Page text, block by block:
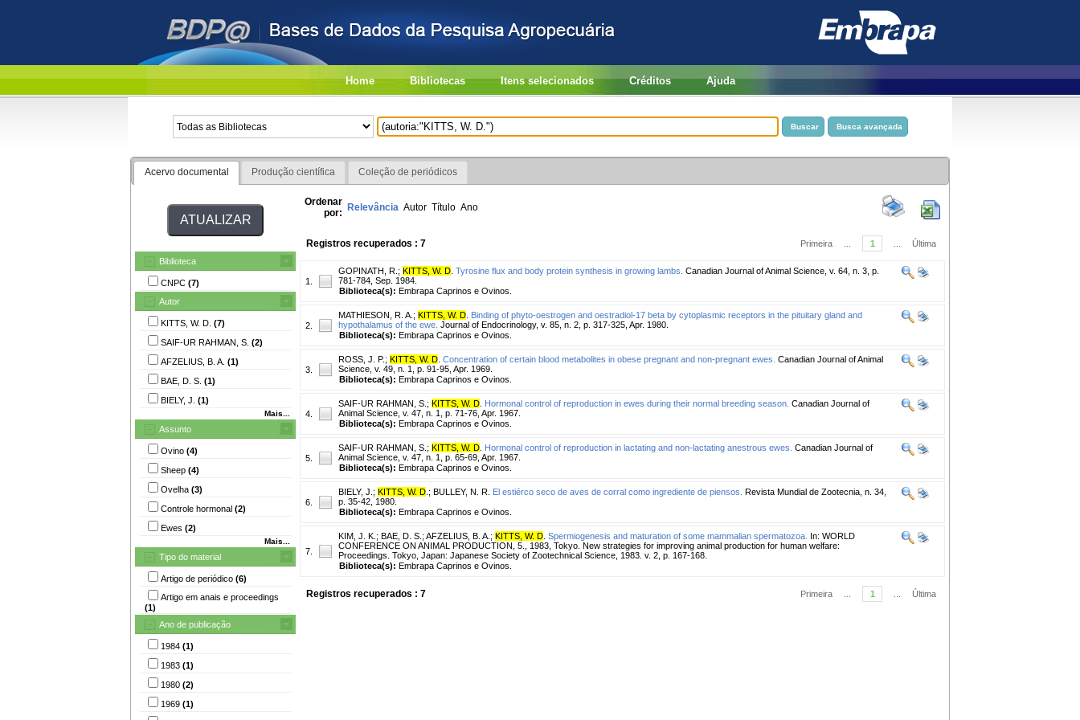
Home Bibliotecas Itens selecionados Créditos Ajuda
Acervo documental Produção científica Coleção de periódicos
Biblioteca
CNPC (7)
Autor
KITTS, W. D. (7)
SAIF-UR RAHMAN, S. (2)
AFZELIUS, B. A. (1)
BAE, D. S. (1)
BIELY, J. (1)
Mais...
Assunto
Ovino (4)
Sheep (4)
Ovelha (3)
Controle hormonal (2)
Ewes (2)
Mais...
Tipo do material
Artigo de periódico (6)
Artigo em anais e proceedings
(1)
Ano de publicação
1984 (1)
1983 (1)
1980 (2)
1969 (1)
Ordenar
por: Relevância Autor Título Ano
Registros recuperados : 7 Primeira 1 Última
1.
GOPINATH, R. ; KITTS, W. D Tyrosine flux and body protein synthesis in growing lambs. Canadian Journal of Animal Science, v. 64, n. 3, p.
781-784, Sep. 1984.
Biblioteca(s): Embrapa Caprinos e Ovinos.
2.
MATHIESON, R. A. ; KITTS, W. D Binding of phyto-oestrogen and oestradiol-17 beta by cytoplasmic receptors in the pituitary gland and
hypothalamus of the ewe. Journal of Endocrinology, v. 85, n. 2, p. 317-325, Apr. 1980.
Biblioteca(s): Embrapa Caprinos e Ovinos.
3.
ROSS, J. P. ; KITTS, W. D Concentration of certain blood metabolites in obese pregnant and non-pregnant ewes. Canadian Journal of Animal
Science, v. 49, n. 1, p. 91-95, Apr. 1969.
Biblioteca(s): Embrapa Caprinos e Ovinos.
4.
SAIF-UR RAHMAN, S. ; KITTS, W. D Hormonal control of reproduction in ewes during their normal breeding season. Canadian Journal of
Animal Science, v. 47, n. 1, p. 71-76, Apr. 1967.
Biblioteca(s): Embrapa Caprinos e Ovinos.
5.
SAIF-UR RAHMAN, S. ; KITTS, W. D Hormonal control of reproduction in lactating and non-lactating anestrous ewes. Canadian Journal of
Animal Science, v. 47, n. 1, p. 65-69, Apr. 1967.
Biblioteca(s): Embrapa Caprinos e Ovinos.
6.
BIELY, J. ; KITTS, W. D ; BULLEY, N. R. El estiérco seco de aves de corral como ingrediente de piensos. Revista Mundial de Zootecnia, n. 34,
p. 35-42, 1980.
Biblioteca(s): Embrapa Caprinos e Ovinos.
7.
KIM, J. K. ; BAE, D. S. ; AFZELIUS, B. A. ; KITTS, W. D Spermiogenesis and maturation of some mammalian spermatozoa. In: WORLD
CONFERENCE ON ANIMAL PRODUCTION, 5., 1983, Tokyo. New strategies for improving animal production for human welfare:
Proceedings. Tokyo, Japan: Japanese Society of Zootechnical Science, 1983. v. 2, p. 167-168.
Biblioteca(s): Embrapa Caprinos e Ovinos.
Registros recuperados : 7 Primeira 1 Última